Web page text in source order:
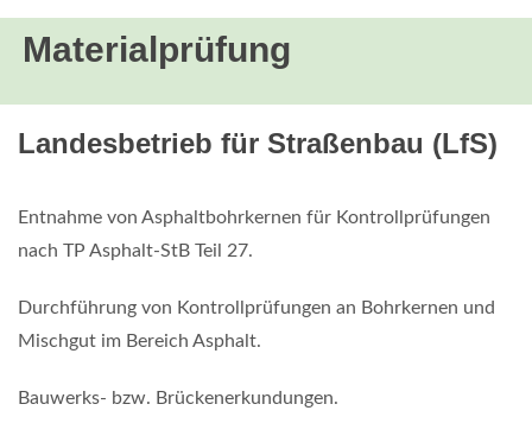
Materialprüfung
Landesbetrieb für Straßenbau (LfS)
Entnahme von Asphaltbohrkernen für Kontrollprüfungen
nach TP Asphalt-StB Teil 27.
Durchführung von Kontrollprüfungen an Bohrkernen und
Mischgut im Bereich Asphalt.
Bauwerks- bzw. Brückenerkundungen.